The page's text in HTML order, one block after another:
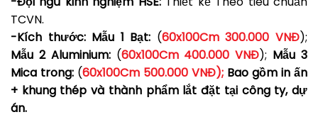
TCVN.
-Kích thước: Mẫu 1 Bạt: (60x100Cm 300.000 VNĐ);
Mẫu 2 Aluminium:(60x100Cm 400.000 VNĐ); Mẫu 3
Mica trong: (60x100Cm 500.000 VNĐ); Bao gồm in ấn
+ khung thép và thành phẩm lắt đặt tại công ty, dự
án.